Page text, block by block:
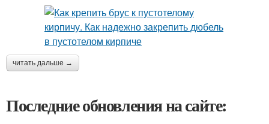
читать дальше →
Последние обновления на сайте: